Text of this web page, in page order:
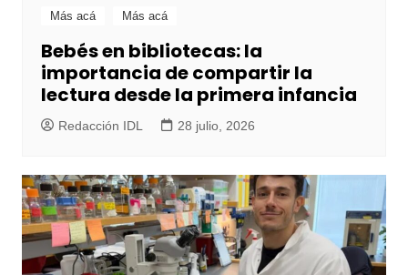
Más acá Más acá
Bebés en bibliotecas: la
importancia de compartir la
lectura desde la primera infancia
Redacción IDL 28 julio, 2026